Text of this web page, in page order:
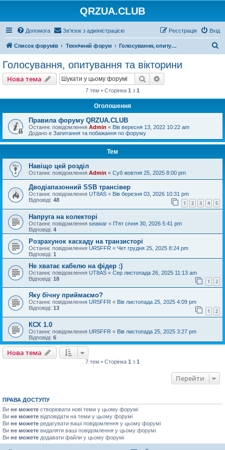
QRZUA.CLUB
Допомога Зв'язок з адміністрацією Вхід
Реєстрація
Список форумів Технічний форум Голосування, опитування та вікторини
Голосування, опитування та вікторини
Нова тема Пошук
7 тем • Сторінка 1 з 1
Оголошення
Правила форуму QRZUA.CLUB
Останнє повідомлення Admin « Вів вересня 13, 2022 10:22 am
Додано в Запитання та побажання по форуму
Тем
Навіщо цей розділ
Останнє повідомлення Admin « Суб жовтня 25, 2025 8:00 pm
Дводіапазонний SSB трансівер
Останнє повідомлення UT8AS « Вів березня 03, 2026 10:31 pm
Відповіді: 48 1 2 3 4 5
Напруга на колекторі
Останнє повідомлення seawar « П'ят січня 30, 2026 5:41 pm
Відповіді: 4
Розрахунок каскаду на транзисторі
Останнє повідомлення UR5FFR « Чет грудня 25, 2025 8:24 pm
Відповіді: 1
Не хватає кабелю на фідер :)
Останнє повідомлення UT8AS « Сер листопада 26, 2025 11:13 am
Відповіді: 18 1 2
Яку бічну приймаємо?
Останнє повідомлення UR5FFR « Вів листопада 25, 2025 4:09 pm
Відповіді: 13 1 2
КСХ 1.0
Останнє повідомлення UR5FFR « Вів листопада 25, 2025 3:27 pm
Відповіді: 6
Нова тема
7 тем • Сторінка 1 з 1
Перейти
ПРАВА ДОСТУПУ
Ви не можете створювати нові теми у цьому форумі
Ви не можете відповідати на теми у цьому форумі
Ви не можете редагувати ваші повідомлення у цьому форумі
Ви не можете видаляти ваші повідомлення у цьому форумі
Ви не можете додавати файли у цьому форумі